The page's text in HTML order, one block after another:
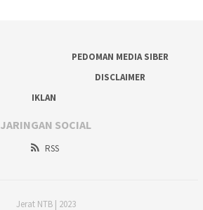
PEDOMAN MEDIA SIBER
DISCLAIMER
IKLAN
JARINGAN SOCIAL
RSS
Jerat NTB | 2023